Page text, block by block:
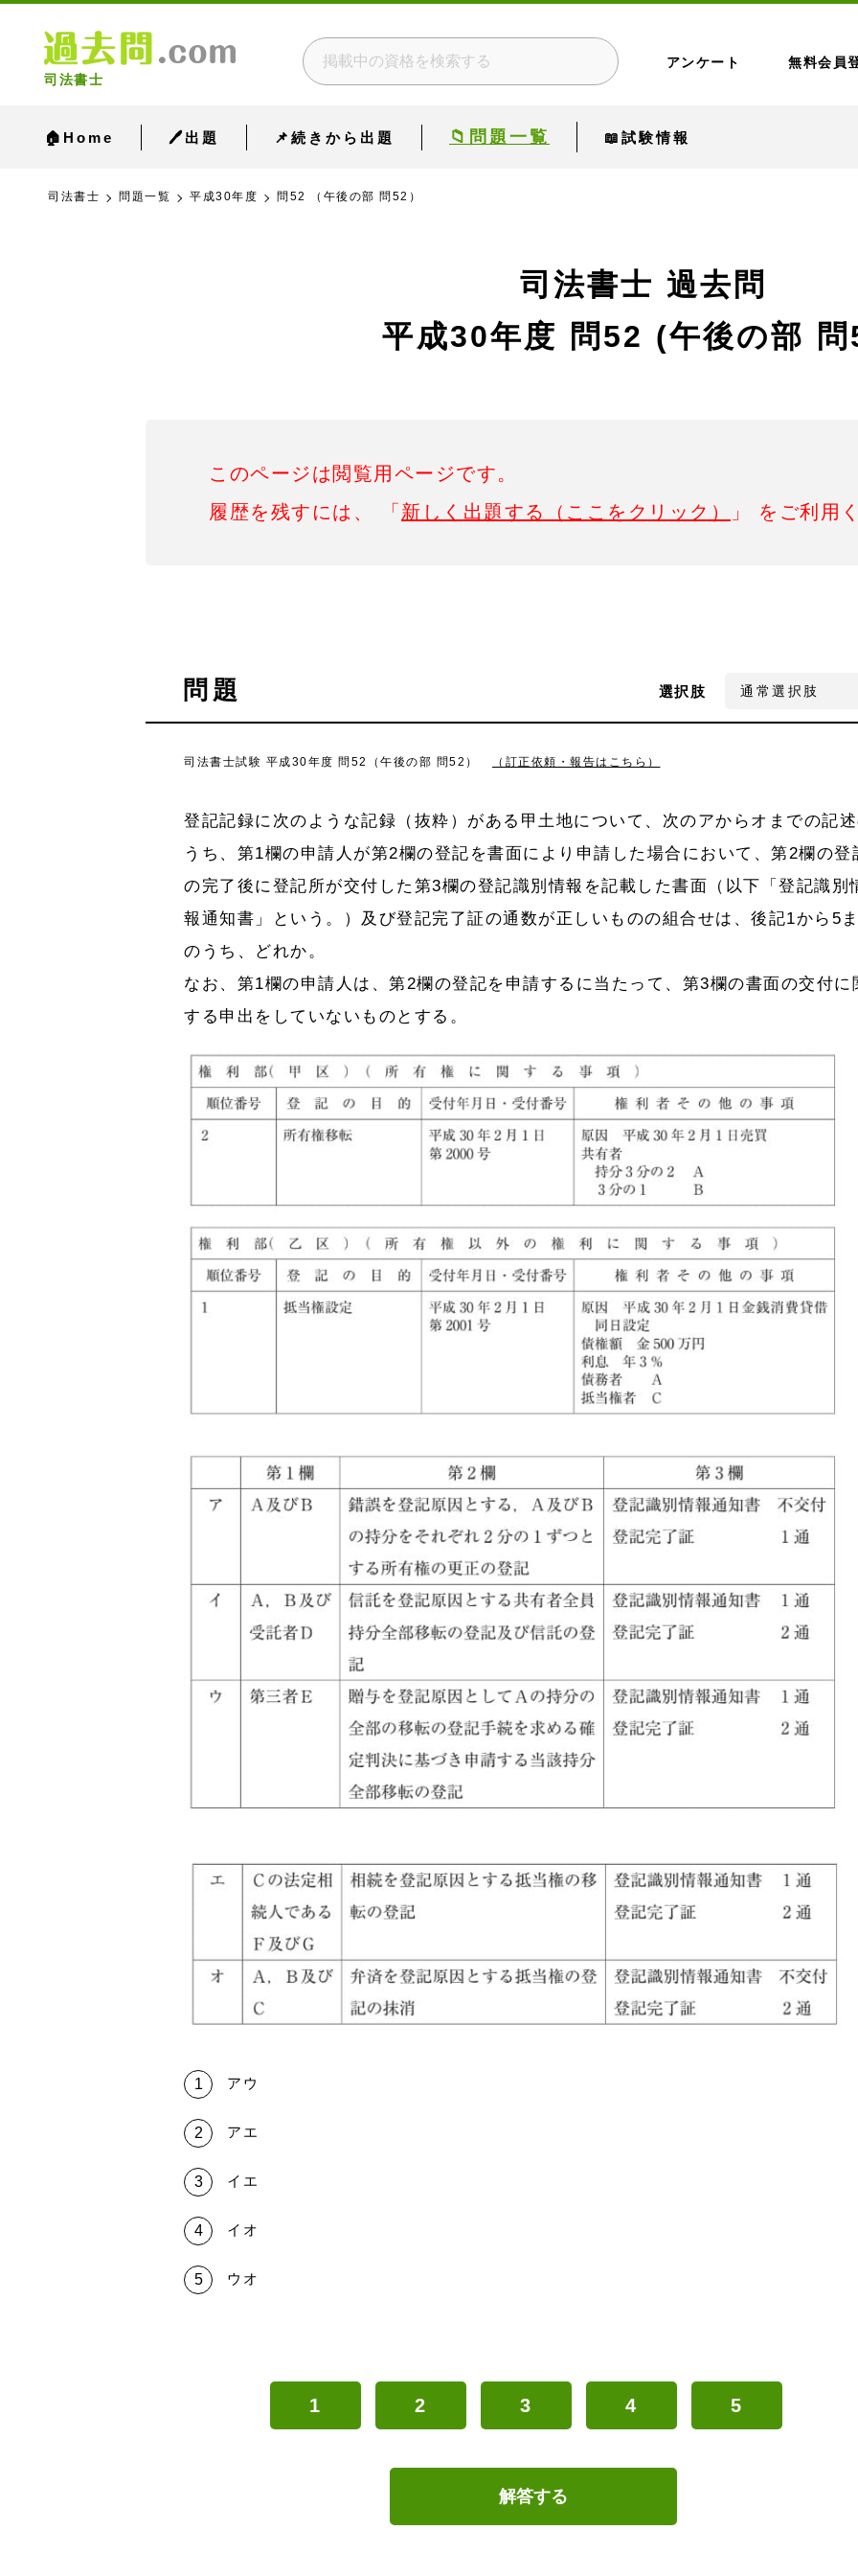
司法書士
アンケート 無料会員
🏠Home 🖊出題 📌続きから出題 📁問題一覧 📖試験情報
司法書士 問題一覧 平成30年度 問52 （午後の部 問52）
司法書士 過去問
平成30年度 問52 (午後の部 問
このページは閲覧用ページです。
履歴を残すには、 「 新しく出題する（ここをクリック） 」 をご利用
問題 選択肢
司法書士試験 平成30年度 問52（午後の部 問52） （訂正依頼・報告はこちら）
登記記録に次のような記録（抜粋）がある甲土地について、次のアからオまでの記
うち、第1欄の申請人が第2欄の登記を書面により申請した場合において、第2欄の登
の完了後に登記所が交付した第3欄の登記識別情報を記載した書面（以下「登記識別
報通知書」という。）及び登記完了証の通数が正しいものの組合せは、後記1から5
のうち、どれか。
なお、第1欄の申請人は、第2欄の登記を申請するに当たって、第3欄の書面の交付に
する申出をしていないものとする。
アウ
アエ
イエ
イオ
ウオ
1 2 3 4 5
解答する